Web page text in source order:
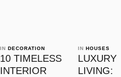
IN DECORATION
10 TIMELESS
INTERIOR
IN HOUSES
LUXURY
LIVING: